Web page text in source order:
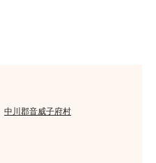
中川郡音威子府村